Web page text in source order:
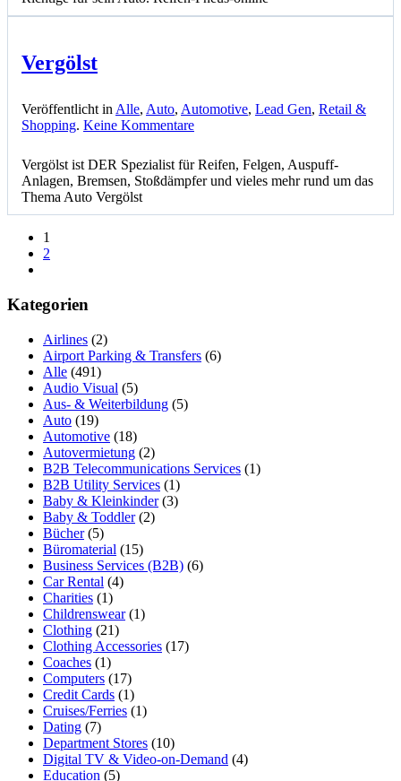
Vergölst
Veröffentlicht inAlle, Auto, Automotive, Lead Gen, Retail &
Shopping. Keine Kommentarezu
Vergölst ist DER Spezialist für Reifen, Felgen, Auspuff-
Anlagen, Bremsen, Stoßdämpfer und vieles mehr rund um das
Thema Auto Vergölst
1
2
Kategorien
Airlines (2)
Airport Parking & Transfers (6)
Alle (491)
Audio Visual (5)
Aus- & Weiterbildung (5)
Auto (19)
Automotive (18)
Autovermietung (2)
B2B Telecommunications Services (1)
B2B Utility Services (1)
Baby & Kleinkinder(3)
Baby & Toddler(2)
Bücher(5)
Büromaterial (15)
Business Services (B2B) (6)
Car Rental (4)
Charities (1)
Childrenswear(1)
Clothing (21)
Clothing Accessories (17)
Coaches (1)
Computers (17)
Credit Cards (1)
Cruises/Ferries (1)
Dating (7)
Department Stores (10)
Digital TV & Video-on-Demand (4)
Education (5)